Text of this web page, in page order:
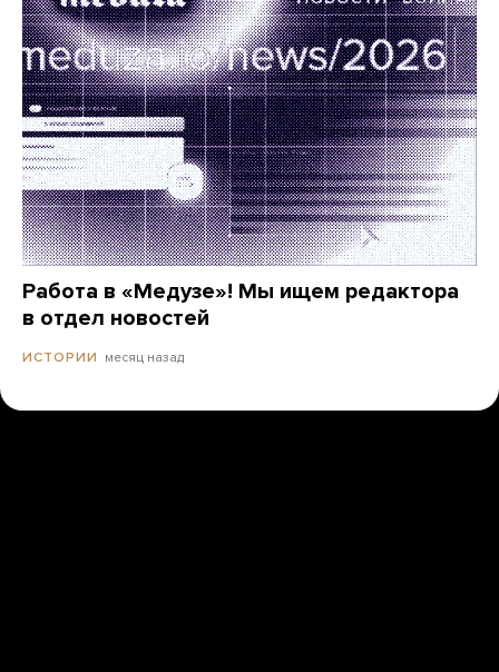
Работа в «Медузе»! Мы ищем редактора
в отдел новостей
ИСТОРИИ месяц назад